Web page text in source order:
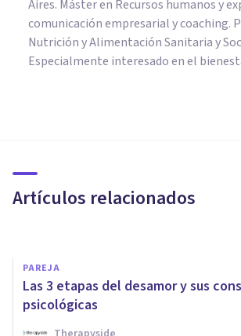
Aires. Máster en Recursos humanos y
comunicación empresarial y coaching.
Nutrición y Alimentación Sanitaria y
Especialmente interesado en el
Artículos relacionados
pérdida de un ser
PAREJA
Las 3 etapas del desamor y sus
psicológicas